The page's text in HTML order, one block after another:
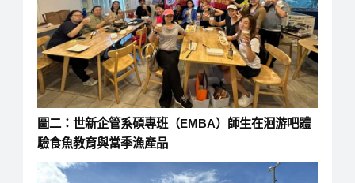
圖二：世新企管系碩專班（EMBA）師生在洄游吧體
驗食魚教育與當季漁產品